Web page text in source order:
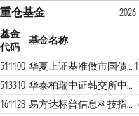
重仓基金
基金
代码
基金名称
511100
华夏上证基准做市国债ETF
513310
华泰柏瑞中证韩交所中韩半导体ETF(QDII)
161128
易方达标普信息科技指数(QDII-LOF)A